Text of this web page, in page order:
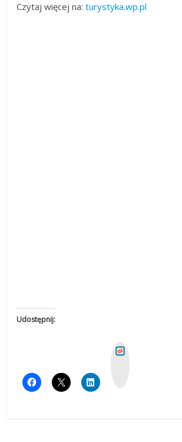
Czytaj więcej na:turystyka.wp.pl
Udostępnij: